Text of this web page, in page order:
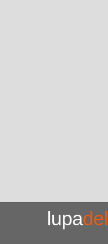
lupadel